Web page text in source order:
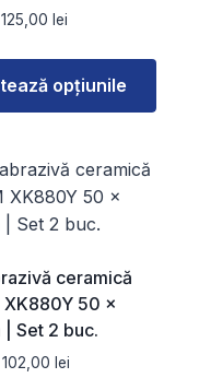
125,00 leiInterval
prețuri:
72,00 lei
până
opțiunile
ceramică
XK880Y 50 ×
| Set 2 buc.
102,00 leiInterval